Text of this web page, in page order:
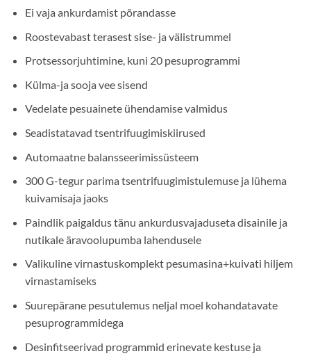
Ei vaja ankurdamist põrandasse
Roostevabast terasest sise- ja välistrummel
Protsessorjuhtimine, kuni 20 pesuprogrammi
Külma-ja sooja vee sisend
Vedelate pesuainete ühendamise valmidus
Seadistatavad tsentrifuugimiskiirused
Automaatne balansseerimissüsteem
300 G-tegur parima tsentrifuugimistulemuse ja lühema
kuivamisaja jaoks
Paindlik paigaldus tänu ankurdusvajaduseta disainile ja
nutikale äravoolupumba lahendusele
Valikuline virnastuskomplekt pesumasina+kuivati hiljem
virnastamiseks
Suurepärane pesutulemus neljal moel kohandatavate
pesuprogrammidega
Desinfitseerivad programmid erinevate kestuse ja